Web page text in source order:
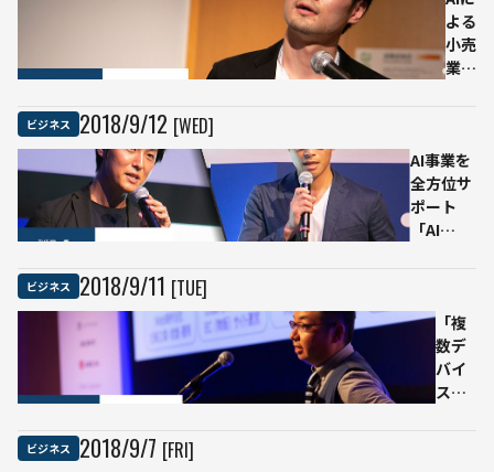
ジネ
スの
正攻
落合
陽一
が語
の生
き方
よる
小売
業界
か？
オン
ライ
ンと
融合
で生
まれ
る新
ビジネス 2018/9/12 [WED]
AI事業を
全方位サ
ポート
「AI
ッジが創
る“発想
と実装の
間をつな
ビジネス 2018/9/11 [TUE]
「複
数デ
バイ
ス間
ビジネス 2018/9/7 [FRI]